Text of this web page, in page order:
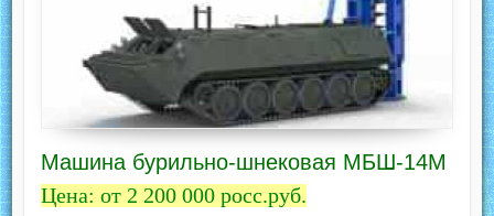
Машина бурильно-шнековая МБШ-14M
Цена: от 2 200 000 росс.руб.